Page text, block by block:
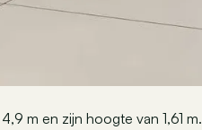
m en zijn hoogte van 1,61 m.